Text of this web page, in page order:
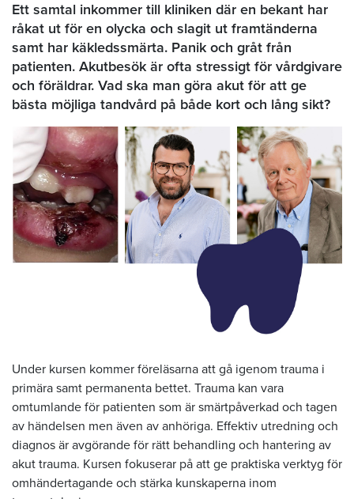
Ett samtal inkommer till kliniken där en bekant har
råkat ut för en olycka och slagit ut framtänderna
samt har käkledssmärta. Panik och gråt från
patienten. Akutbesök är ofta stressigt för vårdgivare
och föräldrar. Vad ska man göra akut för att ge
bästa möjliga tandvård på både kort och lång sikt?
Under kursen kommer föreläsarna att gå igenom trauma i
primära samt permanenta bettet. Trauma kan vara
omtumlande för patienten som är smärtpåverkad och tagen
av händelsen men även av anhöriga. Effektiv utredning och
diagnos är avgörande för rätt behandling och hantering av
akut trauma. Kursen fokuserar på att ge praktiska verktyg för
omhändertagande och stärka kunskaperna inom